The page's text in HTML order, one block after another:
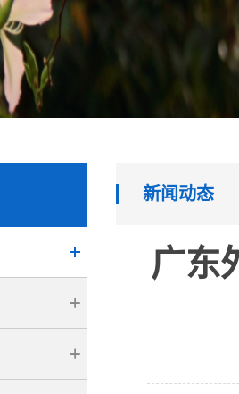
新闻动态
广东